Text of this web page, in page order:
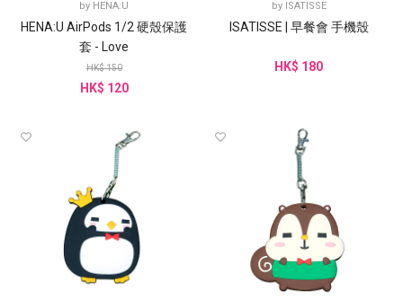
by HENA:U
HENA:U AirPods 1/2 硬殼保護
套 - Love
HK$ 150
HK$ 120
by ISATISSE
ISATISSE | 早餐會 手機殼
HK$ 180